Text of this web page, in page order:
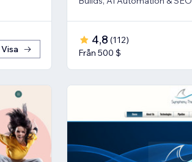
Visa
4,8 (112)
Från 500 $